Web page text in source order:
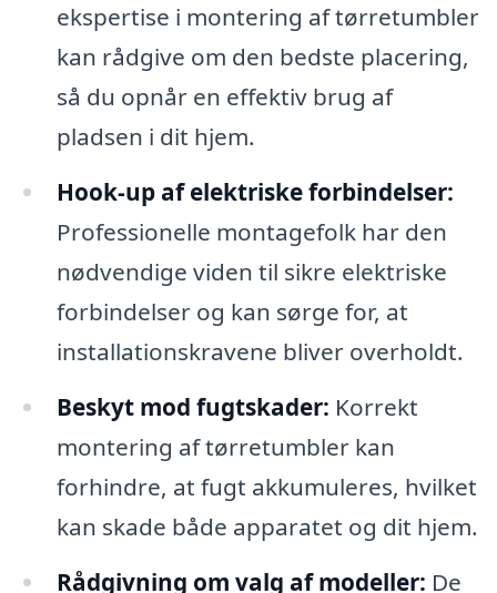
ekspertise i montering af tørretumbler
kan rådgive om den bedste placering,
så du opnår en effektiv brug af
pladsen i dit hjem.
Hook-up af elektriske forbindelser:
Professionelle montagefolk har den
nødvendige viden til sikre elektriske
forbindelser og kan sørge for, at
installationskravene bliver overholdt.
Beskyt mod fugtskader: Korrekt
montering af tørretumbler kan
forhindre, at fugt akkumuleres, hvilket
kan skade både apparatet og dit hjem.
Rådgivning om valg af modeller: De